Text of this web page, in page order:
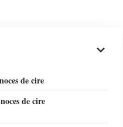
de cire
de cire